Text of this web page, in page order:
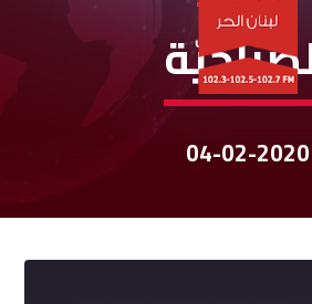
نشرات الأخبار
04-02-2020